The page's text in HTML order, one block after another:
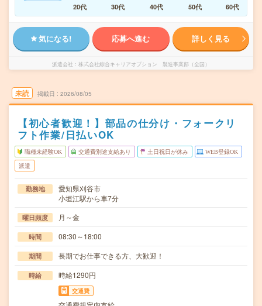
20代
30代 40代 50代 60代
気になる! 応募へ進む 詳しく見る
派遣会社 株式会社綜合キャリアオプション 製造事業部（全国）
未読 掲載日 2026/08/05
【初心者歓迎！】部品の仕分け・フォークリ
フト作業/日払いOK
職種未経験OK 交通費別途支給あり 土日祝日が休み WEB登録OK
派遣
勤務地
愛知県刈谷市
小垣江駅から車7分
曜日頻度 月～金
時間 08:30～18:00
期間 長期でお仕事できる方、大歓迎！
時給 時給1290円
交通費